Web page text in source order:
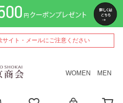
イト・メールにご注意ください
WOMEN MEN
ペー
ジト
ップ
へ